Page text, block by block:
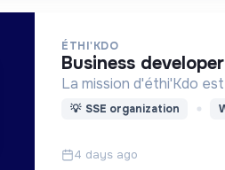
ÉTHI'KDO
business
La mission d'éthi'Kdo
💡 SSE organization
4 days ago